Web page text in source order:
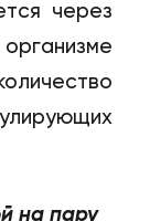
через
на пару